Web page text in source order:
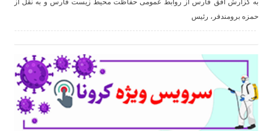
به گزارش افق فارس از روابط عمومی حفاظت محیط زیست فارس و به نقل از
حمزه برومندفر، رئیس